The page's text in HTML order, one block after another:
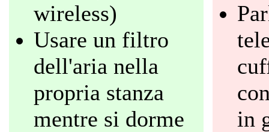
wireless)
Usare un filtro
dell'aria nella
propria stanza
mentre si dorme
in